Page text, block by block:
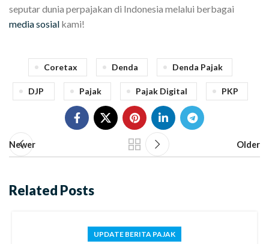
seputar dunia perpajakan di Indonesia melalui berbagai
media sosial kami!
Coretax Denda Denda Pajak
DJP Pajak Pajak Digital PKP
Newer Older
Related Posts
UPDATE BERITA PAJAK